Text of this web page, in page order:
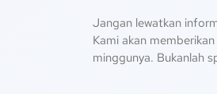
Jangan lewatkan
Kami akan
minggunya. Bukanlah